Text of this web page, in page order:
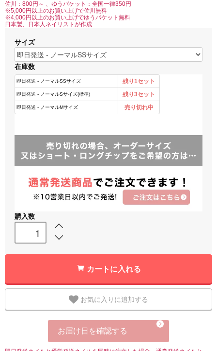
佐川：800円～ 、ゆうパケット：全国一律350円
※5,000円以上のお買い上げで佐川無料
※4,000円以上のお買い上げでゆうパケット無料
日本製、日本人ネイリストが作成
サイズ
在庫数
購入数
カートに入れる
お気に入りに追加する
お届け日を確認する